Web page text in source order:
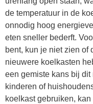
de temperatuur in de
onnodig hoog
eten sneller bederft.
bent, kun je niet zien of
nieuwere koelkasten
een gemiste kans bij
kinderen of
koelkast gebruiken,